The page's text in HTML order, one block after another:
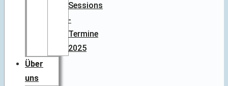
Sessions
-
Termine
2025
Über
uns